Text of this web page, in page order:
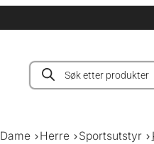
Products
search
Dame Herre Sportsutstyr